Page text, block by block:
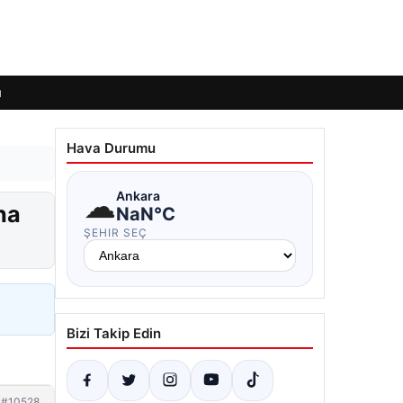
Hava Durumu
☁Ankara
NaN°C
ŞEHIR SEÇ
Bizi Takip Edin